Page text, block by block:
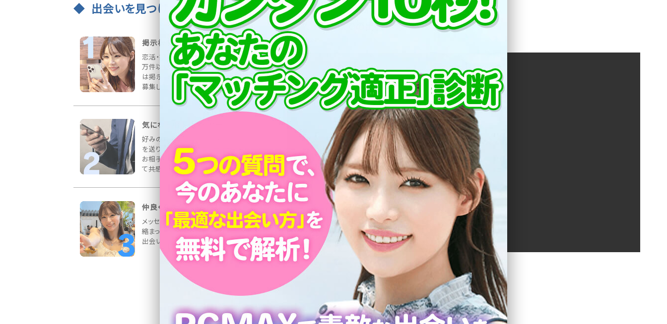
出会いを見つける3ステップ
掲示板で出会いを募集
恋活・婚活など様々な募集が毎日3
万件以上書き込まれています！まず
は掲示板にお相手の希望を書いて
募集しましょう！
気になる相手にメッセージ
好みのお相手を見つけてメッセージ
を送りましょう！プロフィールなどの
お相手の情報をしっかりチェックし
て共感を得られる内容が◎
仲良くなったら待ち合わせ
メッセージ交換でお相手との距離が
縮まったら、デートの約束を！素敵な
出会いを応援しています♪
PCMAXでの出会い方